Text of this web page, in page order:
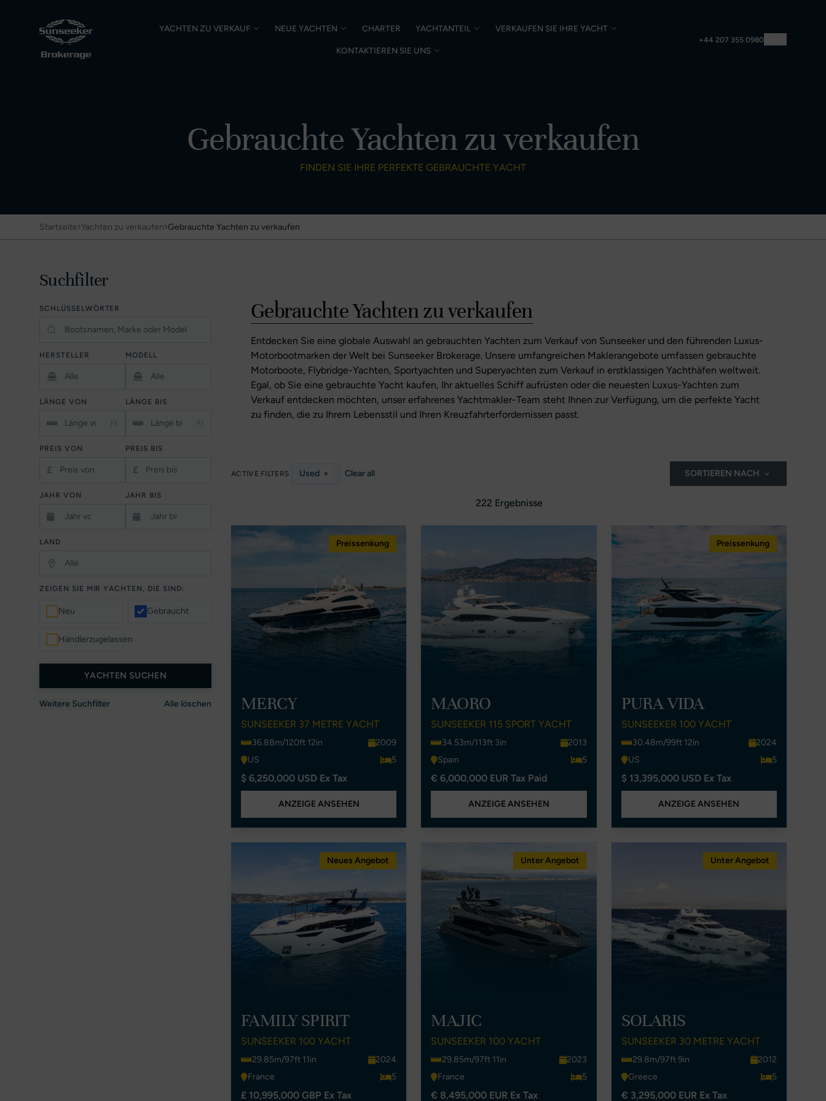
YACHTEN ZU VERKAUF NEUE YACHTEN CHARTER YACHTANTEIL VERKAUFEN SIE IHRE YACHT
KONTAKTIEREN SIE UNS
+44 207 355 0980
Gebrauchte Yachten zu verkaufen
FINDEN SIE IHRE PERFEKTE GEBRAUCHTE YACHT
Startseite›Yachten zu verkaufen›Gebrauchte Yachten zu verkaufen
Suchfilter
SCHLÜSSELWÖRTER
HERSTELLER MODELL
LÄNGE VON
Ft
LÄNGE BIS
Ft
PREIS VON
£
PREIS BIS
£
JAHR VON JAHR BIS
LAND
ZEIGEN SIE MIR YACHTEN, DIE SIND:
Neu Gebraucht
Händlerzugelassen
YACHTEN SUCHEN
Weitere Suchfilter Alle löschen
Gebrauchte Yachten zu verkaufen
Entdecken Sie eine globale Auswahl an gebrauchten Yachten zum Verkauf von Sunseeker und den führenden Luxus-
Motorbootmarken der Welt bei Sunseeker Brokerage. Unsere umfangreichen Maklerangebote umfassen gebrauchte
Motorboote, Flybridge-Yachten, Sportyachten und Superyachten zum Verkauf in erstklassigen Yachthäfen weltweit.
Egal, ob Sie eine gebrauchte Yacht kaufen, Ihr aktuelles Schiff aufrüsten oder die neuesten Luxus-Yachten zum
Verkauf entdecken möchten, unser erfahrenes Yachtmakler-Team steht Ihnen zur Verfügung, um die perfekte Yacht
zu finden, die zu Ihrem Lebensstil und Ihren Kreuzfahrterfordernissen passt.
ACTIVE FILTERS Used × Clear all SORTIEREN NACH
222 Ergebnisse
Preissenkung
MERCY
SUNSEEKER 37 METRE YACHT
36.88m/120ft 12in
2009
US
5
$ 6,250,000 USD Ex Tax
ANZEIGE ANSEHEN
MAORO
SUNSEEKER 115 SPORT YACHT
34.53m/113ft 3in
2013
Spain
5
€ 6,000,000 EUR Tax Paid
ANZEIGE ANSEHEN
Preissenkung
PURA VIDA
SUNSEEKER 100 YACHT
30.48m/99ft 12in
2024
US
5
$ 13,395,000 USD Ex Tax
ANZEIGE ANSEHEN
Neues Angebot
FAMILY SPIRIT
SUNSEEKER 100 YACHT
29.85m/97ft 11in
2024
France
5
£ 10,995,000 GBP Ex Tax
Unter Angebot
MAJIC
SUNSEEKER 100 YACHT
29.85m/97ft 11in
2023
France
5
€ 8,495,000 EUR Ex Tax
Unter Angebot
SOLARIS
SUNSEEKER 30 METRE YACHT
29.8m/97ft 9in
2012
Greece
5
€ 3,295,000 EUR Ex Tax